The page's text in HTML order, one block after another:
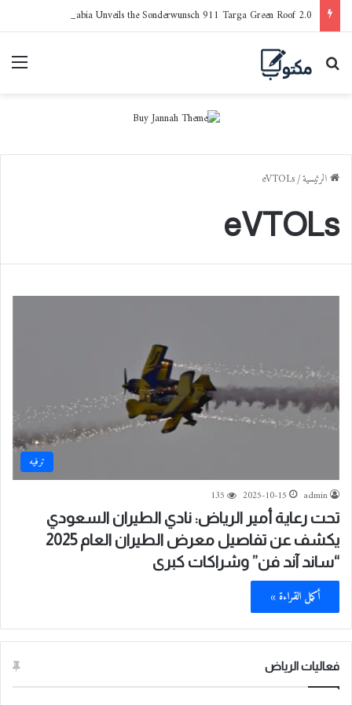
بحث عن
الرئيسية/
eVTOLs
eVTOLs
ترفيه
admin
2025-10-15
135
تحت رعاية أمير الرياض: نادي الطيران السعودي
يكشف عن تفاصيل معرض الطيران العام 2025
“ساند آند فن” وشراكات كبرى
أكمل القراءة »
فعاليات الرياض